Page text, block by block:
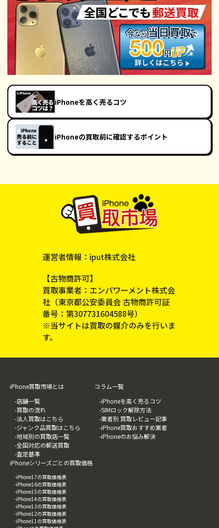
iPhoneを高く売るコツ
iPhoneの買取前に確認するポイント
iPhone買取市場とは
-店舗一覧
-買取の流れ
-法人買取はこちら
-ジャンク品買取はこちら
-地域別の買取店一覧
-全国対応の郵送買取
-査定基準
コラム一覧
-iPhoneを高く売るコツ
-SIMロック解除方法
-業者別 買取レビュー記事
-iPhone買取おすすめ業者
-iPhoneのお悩み解決
iPhoneシリーズごとの買取価格
-iPhone17の買取価格表
-iPhone16の買取価格表
-iPhone15の買取価格表
-iPhone14の買取価格表
-iPhone13の買取価格表
-iPhone12の買取価格表
-iPhone11の買取価格表
運営者情報：iput株式会社
【古物商許可】
買取事業者：エンパワーメント株式会
社（東京都公安委員会 古物商許可証
番号：第307731604588号）
※当サイトは買取の媒介のみを行いま
す。